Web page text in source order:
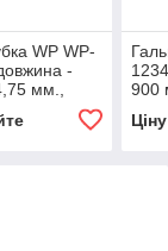
WP WP-
-
мм.,
900